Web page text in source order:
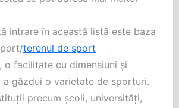
intrare în această listă este baza
terenul de sport
, o facilitate cu dimensiuni și
a găzdui o varietate de sporturi.
precum școli, universități,